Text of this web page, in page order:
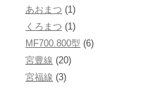
あおまつ (1)
くろまつ (1)
MF700.800型 (6)
宮豊線 (20)
宮福線 (3)